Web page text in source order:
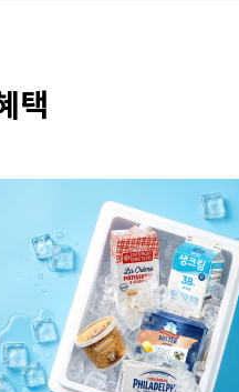
택